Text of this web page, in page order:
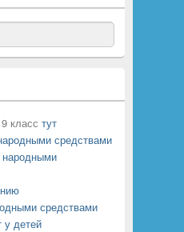
класс тут
средствами
народными
средствами
у детей